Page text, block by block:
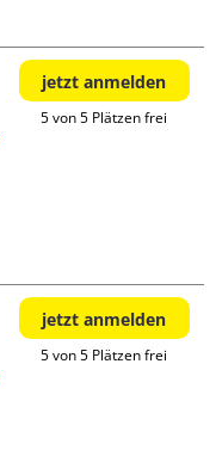
jetzt anmelden
5 von 5 Plätzen frei
jetzt anmelden
5 von 5 Plätzen frei